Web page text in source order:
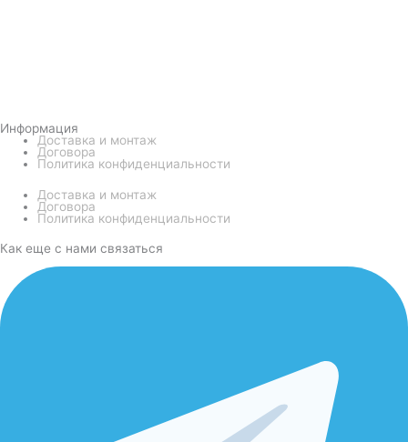
Информация
Доставка и монтаж
Договора
Политика конфиденциальности
Доставка и монтаж
Договора
Политика конфиденциальности
Как еще с нами связаться